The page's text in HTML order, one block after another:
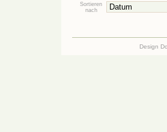
Sortieren
nach
Design